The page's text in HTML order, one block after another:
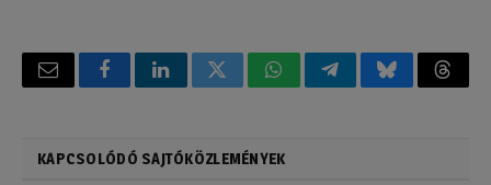
Email FacebookLinkedInTwitterWhatsAppTelegramBluesky
KAPCSOLÓDÓ SAJTÓKÖZLEMÉNYEK